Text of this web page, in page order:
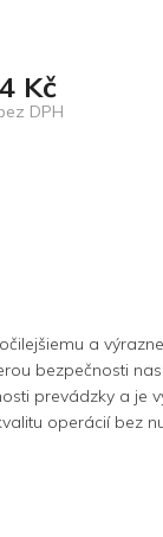
Kč
DPH
a
bezpečnosti
prevádzky a je
operácií bez